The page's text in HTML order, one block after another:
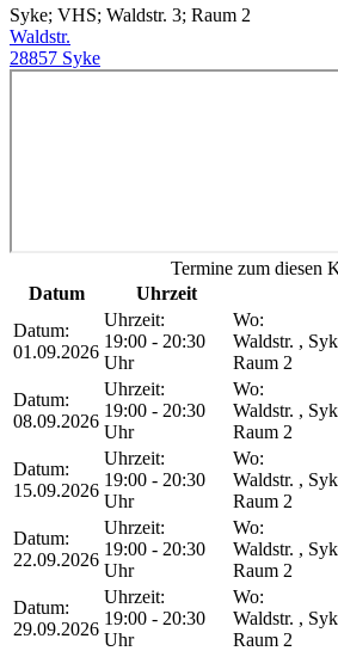
Syke; VHS; Waldstr. 3; Raum 2
Waldstr.
28857 Syke
Termine zum diesen
Datum
Uhrzeit
Datum:
01.09.2026
Uhrzeit:
19:00 - 20:30
Uhr
Wo:
Waldstr. ,
Raum 2
Datum:
08.09.2026
Uhrzeit:
19:00 - 20:30
Uhr
Wo:
Waldstr. ,
Raum 2
Datum:
15.09.2026
Uhrzeit:
19:00 - 20:30
Uhr
Wo:
Waldstr. ,
Raum 2
Datum:
22.09.2026
Uhrzeit:
19:00 - 20:30
Uhr
Wo:
Waldstr. ,
Raum 2
Datum:
29.09.2026
Uhrzeit:
19:00 - 20:30
Uhr
Wo:
Waldstr. ,
Raum 2